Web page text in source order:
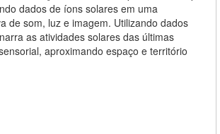
dados de íons solares em uma
de som, luz e imagem. Utilizando dados
as atividades solares das últimas
aproximando espaço e território